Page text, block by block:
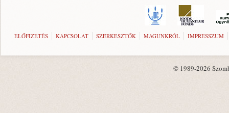
ELŐFIZETÉS KAPCSOLAT SZERKESZTŐK MAGUNKRÓL IMPRESSZUM
© 1989-2026